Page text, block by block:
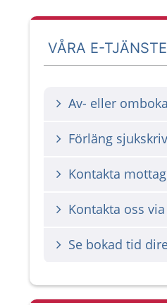
VÅRA E-
Av- eller
Förläng
Kontakta
Kontakta oss
Se bokad tid